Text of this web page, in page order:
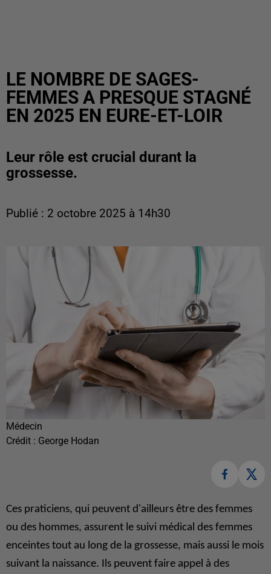
LE NOMBRE DE SAGES-
FEMMES A PRESQUE STAGNÉ
EN 2025 EN EURE-ET-LOIR
Leur rôle est crucial durant la
grossesse.
Publié : 2 octobre 2025 à 14h30
Médecin
Crédit : George Hodan
Ces praticiens, qui peuvent d'ailleurs être des femmes
ou des hommes, assurent le suivi médical des femmes
enceintes tout au long de la grossesse, mais aussi le mois
suivant la naissance. Ils peuvent faire appel à des